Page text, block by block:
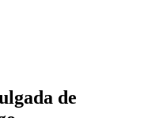
de